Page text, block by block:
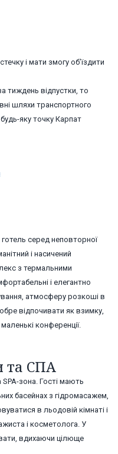
і мати змогу об’їздити
тиждень відпустки, то
шляхи транспортного
яку точку Карпат
серед неповторної
і насичений
з термальними
і елегантно
атмосферу розкоші в
відпочивати як взимку,
конференції.
та СПА
зона. Гості мають
басейнах з гідромасажем,
в льодовій кімнаті і
і косметолога. У
вдихаючи цілюще